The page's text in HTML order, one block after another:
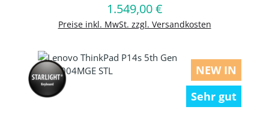
Regulärer Preis:
1.549,00 €
Preise inkl. MwSt. zzgl. Versandkosten
In den Warenkorb
NEW IN
Sehr gut